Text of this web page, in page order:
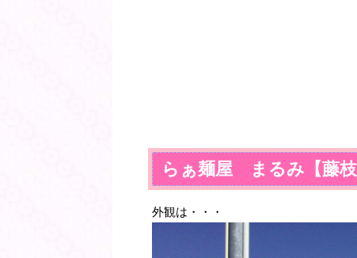
らぁ麺屋 まるみ【藤
外観は・・・